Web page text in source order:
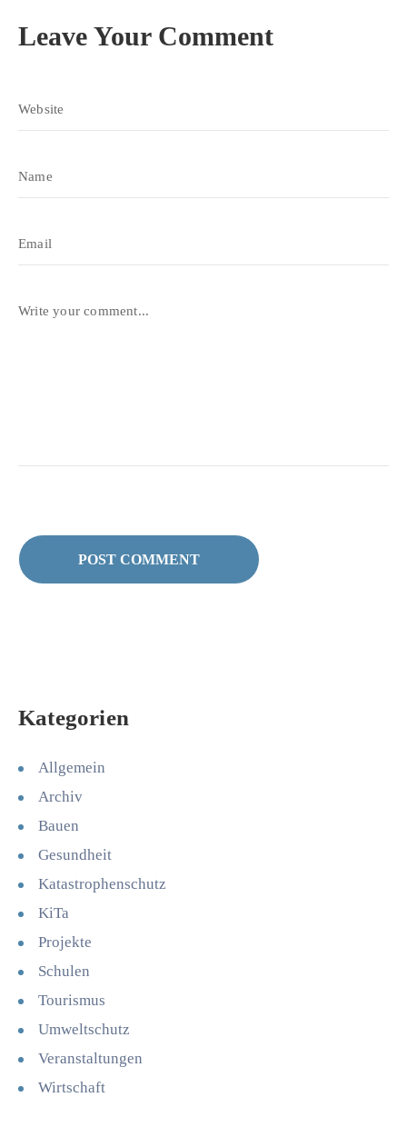
Leave Your Comment
Kategorien
Allgemein
Archiv
Bauen
Gesundheit
Katastrophenschutz
KiTa
Projekte
Schulen
Tourismus
Umweltschutz
Veranstaltungen
Wirtschaft